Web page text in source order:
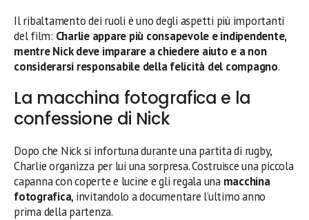
Il ribaltamento dei ruoli è uno degli aspetti più importanti
del film: Charlie appare più consapevole e indipendente,
mentre Nick deve imparare a chiedere aiuto e a non
considerarsi responsabile della felicità del compagno.
La macchina fotografica e la
confessione di Nick
Dopo che Nick si infortuna durante una partita di rugby,
Charlie organizza per lui una sorpresa. Costruisce una piccola
capanna con coperte e lucine e gli regala una macchina
fotografica, invitandolo a documentare l’ultimo anno
prima della partenza.